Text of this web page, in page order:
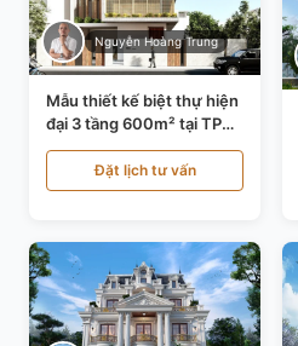
Nguyễn Hoàng Trung
Mẫu thiết kế biệt thự hiện
đại 3 tầng 600m² tại TP
Hồ Chí Minh KT24602
Đặt lịch tư vấn